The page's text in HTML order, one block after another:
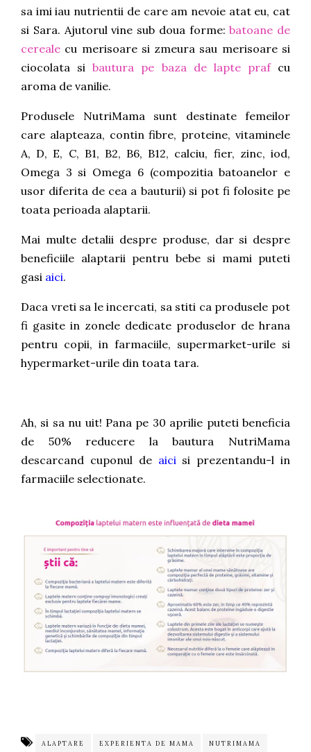
sa imi iau nutrientii de care am nevoie atat eu, cat
si Sara. Ajutorul vine sub doua forme:batoane de
cereale cu merisoare si zmeura sau merisoare si
ciocolata sibautura pe baza de lapte prafcu
aroma de vanilie.
Produsele NutriMama sunt destinate femeilor
care alapteaza, contin fibre, proteine, vitaminele
A, D, E, C, B1, B2, B6, B12, calciu, fier, zinc, iod,
Omega 3 si Omega 6 (compozitia batoanelor e
usor diferita de cea a bauturii) si pot fi folosite pe
toata perioada alaptarii.
Mai multe detalii despre produse, dar si despre
beneficiile alaptarii pentru bebe si mami puteti
gasi aici.
Daca vreti sa le incercati, sa stiti ca produsele pot
fi gasite in zonele dedicate produselor de hrana
pentru copii, in farmaciile, supermarket-urile si
hypermarket-urile din toata tara.
Ah, si sa nu uit! Pana pe 30 aprilie puteti beneficia
de 50% reducere la bautura NutriMama
descarcand cuponul de aicisi prezentandu-l in
farmaciile selectionate.
ALAPTARE EXPERIENTA DE MAMA NUTRIMAMA